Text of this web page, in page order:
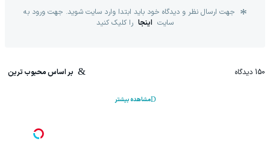
جهت ارسال نظر و دیدگاه خود باید ابتدا وارد سایت شوید. جهت ورود به
سایت اینجا را کلیک کنید
150 دیدگاه بر اساس محبوب ترین
مشاهده بیشتر